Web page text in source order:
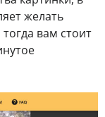
желать
вам стоит